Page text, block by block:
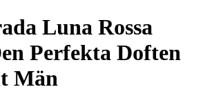
Luna Rossa
Perfekta Doften
Män